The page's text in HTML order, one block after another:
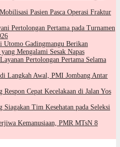
Pasien Pasca Operasi Fraktur
Pertolongan Pertama pada Turnamen
Utomo Gadingmangu Berikan
Mengalami Sesak Napas
Pertolongan Pertama Selama
Langkah Awal, PMI Jombang Antar
Respon Cepat Kecelakaan di Jalan Yos
Siagakan Tim Kesehatan pada Seleksi
Kemanusiaan, PMR MTsN 8